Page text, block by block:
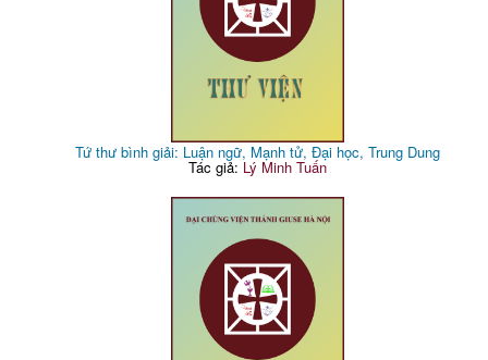
Tứ thư bình giải: Luận ngữ, Mạnh tử, Đại học, Trung Dung
Tác giả: Lý Minh Tuấn